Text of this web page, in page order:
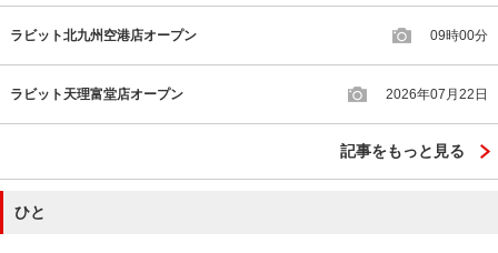
ラビット北九州空港店オープン 09時00分
ラビット天理富堂店オープン 2026年07月22日
記事をもっと見る
ひと